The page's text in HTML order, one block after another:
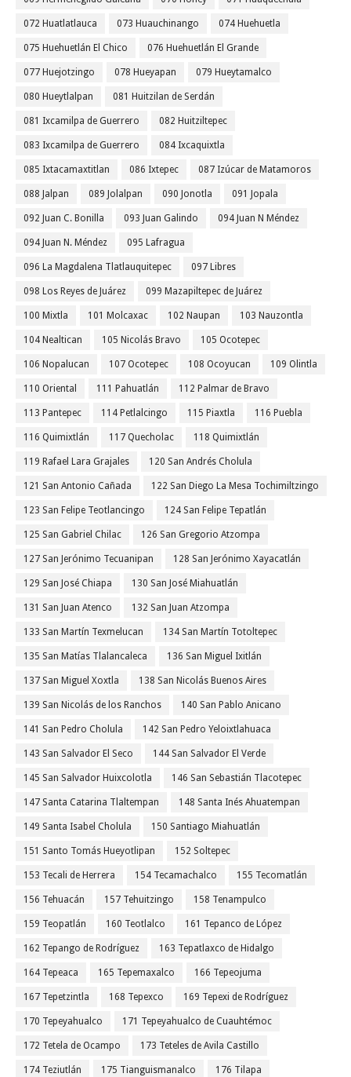
072 Huatlatlauca 073 Huauchinango 074 Huehuetla
075 Huehuetlán El Chico 076 Huehuetlán El Grande
077 Huejotzingo 078 Hueyapan 079 Hueytamalco
080 Hueytlalpan 081 Huitzilan de Serdán
081 Ixcamilpa de Guerrero 082 Huitziltepec
083 Ixcamilpa de Guerrero 084 Ixcaquixtla
085 Ixtacamaxtitlan 086 Ixtepec 087 Izúcar de Matamoros
088 Jalpan 089 Jolalpan 090 Jonotla 091 Jopala
092 Juan C. Bonilla 093 Juan Galindo 094 Juan N Méndez
094 Juan N. Méndez 095 Lafragua
096 La Magdalena Tlatlauquitepec 097 Libres
098 Los Reyes de Juárez 099 Mazapiltepec de Juárez
100 Mixtla 101 Molcaxac 102 Naupan 103 Nauzontla
104 Nealtican 105 Nicolás Bravo 105 Ocotepec
106 Nopalucan 107 Ocotepec 108 Ocoyucan 109 Olintla
110 Oriental 111 Pahuatlán 112 Palmar de Bravo
113 Pantepec 114 Petlalcingo 115 Piaxtla 116 Puebla
116 Quimixtlán 117 Quecholac 118 Quimixtlán
119 Rafael Lara Grajales 120 San Andrés Cholula
121 San Antonio Cañada 122 San Diego La Mesa Tochimiltzingo
123 San Felipe Teotlancingo 124 San Felipe Tepatlán
125 San Gabriel Chilac 126 San Gregorio Atzompa
127 San Jerónimo Tecuanipan 128 San Jerónimo Xayacatlán
129 San José Chiapa 130 San José Miahuatlán
131 San Juan Atenco 132 San Juan Atzompa
133 San Martín Texmelucan 134 San Martín Totoltepec
135 San Matías Tlalancaleca 136 San Miguel Ixitlán
137 San Miguel Xoxtla 138 San Nicolás Buenos Aires
139 San Nicolás de los Ranchos 140 San Pablo Anicano
141 San Pedro Cholula 142 San Pedro Yeloixtlahuaca
143 San Salvador El Seco 144 San Salvador El Verde
145 San Salvador Huixcolotla 146 San Sebastián Tlacotepec
147 Santa Catarina Tlaltempan 148 Santa Inés Ahuatempan
149 Santa Isabel Cholula 150 Santiago Miahuatlán
151 Santo Tomás Hueyotlipan 152 Soltepec
153 Tecali de Herrera 154 Tecamachalco 155 Tecomatlán
156 Tehuacán 157 Tehuitzingo 158 Tenampulco
159 Teopatlán 160 Teotlalco 161 Tepanco de López
162 Tepango de Rodríguez 163 Tepatlaxco de Hidalgo
164 Tepeaca 165 Tepemaxalco 166 Tepeojuma
167 Tepetzintla 168 Tepexco 169 Tepexi de Rodríguez
170 Tepeyahualco 171 Tepeyahualco de Cuauhtémoc
172 Tetela de Ocampo 173 Teteles de Avila Castillo
174 Teziutlán 175 Tianguismanalco 176 Tilapa